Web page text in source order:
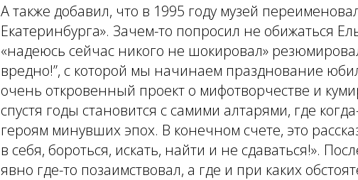
А также добавил, что в 1995 году музей
Екатеринбурга». Зачем-то попросил не обижаться
«надеюсь сейчас никого не шокировал»
вредно!”, с которой мы начинаем празднование
очень откровенный проект о мифотворчестве и
спустя годы становится с самими алтарями, где
героям минувших эпох. В конечном счете, это
в себя, бороться, искать, найти и не сдаваться!».
явно где-то позаимствовал, а где и при каких